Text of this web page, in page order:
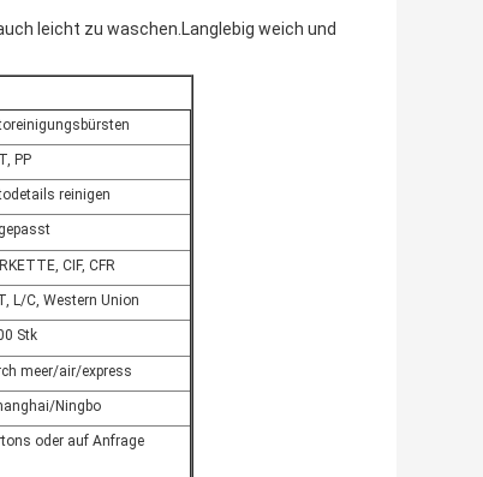
leicht zu waschen.Langlebig weich und
PP
reinigen
CIF, CFR
L/C, Western Union
Stk
meer/air/express
Ningbo
oder auf Anfrage